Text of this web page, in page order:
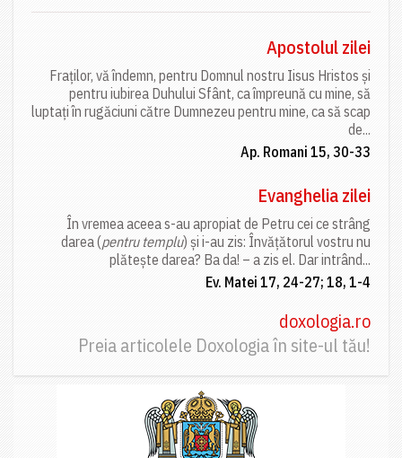
Apostolul zilei
Fraților, vă îndemn, pentru Domnul nostru Iisus Hristos și
pentru iubirea Duhului Sfânt, ca împreună cu mine, să
luptați în rugăciuni către Dumnezeu pentru mine, ca să scap
de...
Ap. Romani 15, 30-33
Evanghelia zilei
În vremea aceea s-au apropiat de Petru cei ce strâng
darea (pentru templu) și i-au zis: Învățătorul vostru nu
plătește darea? Ba da! – a zis el. Dar intrând...
Ev. Matei 17, 24-27; 18, 1-4
doxologia.ro
Preia articolele Doxologia în site-ul tău!